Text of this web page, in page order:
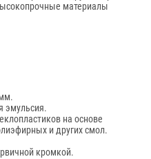
материалы
эмульсия.
на основе
и других смол.
кромкой.